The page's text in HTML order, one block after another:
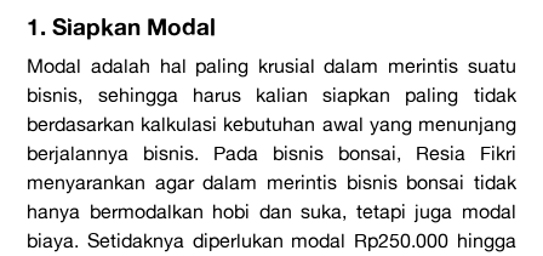
1. Siapkan Modal
Modal adalah hal paling krusial dalam merintis suatu
bisnis, sehingga harus kalian siapkan paling tidak
berdasarkan kalkulasi kebutuhan awal yang menunjang
berjalannya bisnis. Pada bisnis bonsai, Resia Fikri
menyarankan agar dalam merintis bisnis bonsai tidak
hanya bermodalkan hobi dan suka, tetapi juga modal
biaya. Setidaknya diperlukan modal Rp250.000 hingga